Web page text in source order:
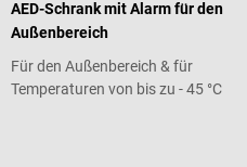
AED-Schrank mit Alarm für den
Außenbereich
Für den Außenbereich & für
Temperaturen von bis zu - 45 °C